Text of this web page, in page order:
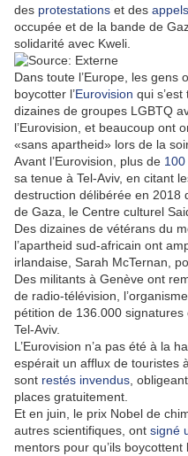
des protestations et des appels
occupée et de la bande de
solidarité avec Kweli.
Dans toute l’Europe, les gens
boycotter l’Eurovision qui
dizaines de groupes LGBTQ
l’Eurovision, et beaucoup ont
«sans apartheid» lors de la
Avant l’Eurovision, plus de
sa tenue à Tel-Aviv, en citant
destruction délibérée en 2018
de Gaza, le Centre culturel
Des dizaines de vétérans du
l’apartheid sud-africain ont
irlandaise, Sarah McTernan,
Des militants à Genève ont
de radio-télévision,
pétition de 136.000 signatures
Tel-Aviv.
L’Eurovision n’a pas été à la
espérait un afflux de touristes
sont restés invendus ,
places gratuitement.
Et en juin, le prix Nobel de
autres scientifiques, ont signé
mentors pour qu’ils